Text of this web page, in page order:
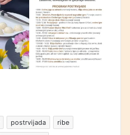
postrvijada
ribe